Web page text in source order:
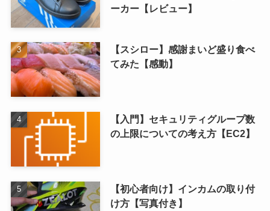
ーカー【レビュー】
【スシロー】感謝まいど盛り食べ
てみた【感動】
【入門】セキュリティグループ数
の上限についての考え方【EC2】
【初心者向け】インカムの取り付
け方【写真付き】